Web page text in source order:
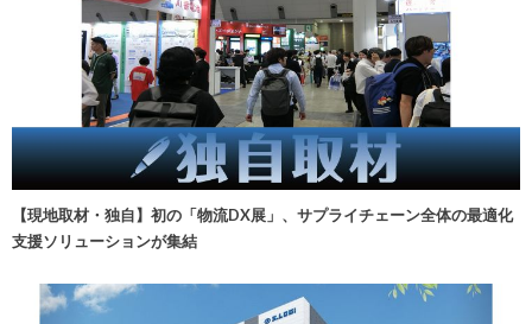
【現地取材・独自】初の「物流DX展」、サプライチェーン全体の最適化
支援ソリューションが集結